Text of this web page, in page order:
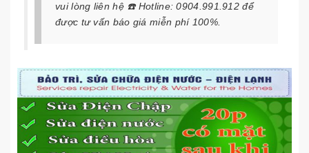
vui lòng liên hệ ☎️ Hotline: 0904.991.912 để
được tư vấn báo giá miễn phí 100%.